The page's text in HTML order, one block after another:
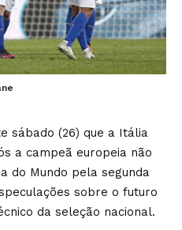
sábado (26) que a Itália
a campeã europeia não
do Mundo pela segunda
sobre o futuro
da seleção nacional.